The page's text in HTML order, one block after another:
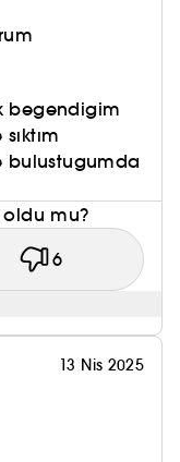
begendigim
bulustugumda
oldu mu?
6
13 Nis 2025